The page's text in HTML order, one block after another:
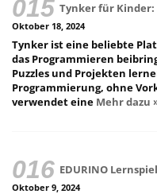
Tynker für Kinder:
Oktober 18, 2024
Tynker ist eine beliebte
das Programmieren
Puzzles und Projekten
Programmierung, ohne
verwendet eine Mehr dazu
EDURINO
Oktober 9, 2024